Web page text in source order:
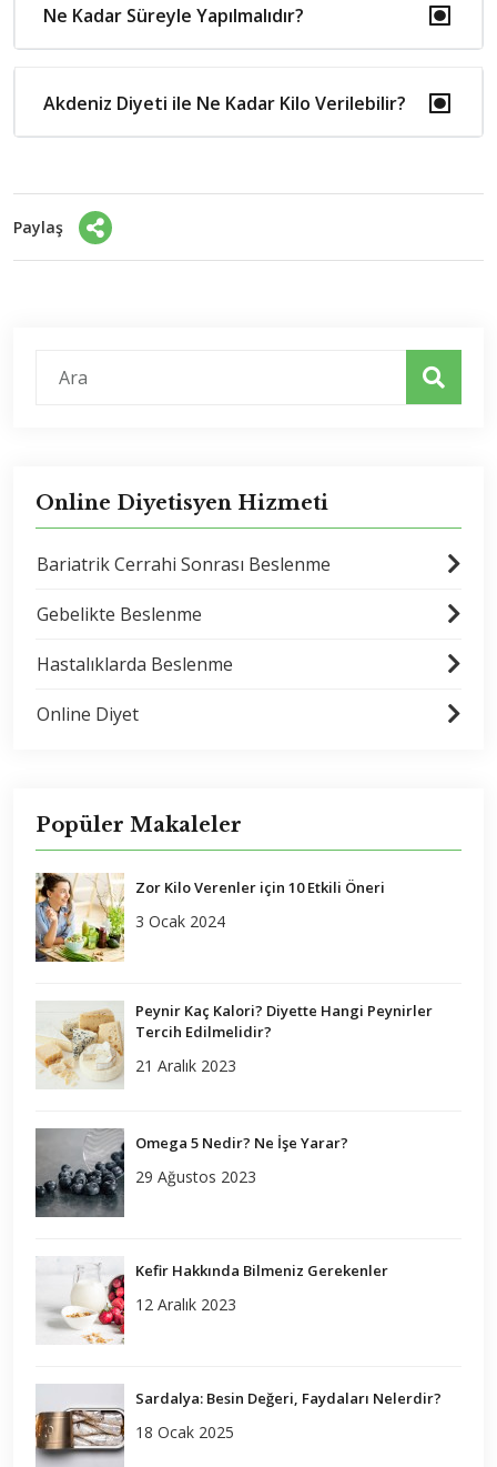
Ne Kadar Süreyle Yapılmalıdır?
Akdeniz Diyeti ile Ne Kadar Kilo Verilebilir?
Paylaş
Online Diyetisyen Hizmeti
Bariatrik Cerrahi Sonrası Beslenme
Gebelikte Beslenme
Hastalıklarda Beslenme
Online Diyet
Popüler Makaleler
Zor Kilo Verenler için 10 Etkili Öneri
3 Ocak 2024
Peynir Kaç Kalori? Diyette Hangi Peynirler
Tercih Edilmelidir?
21 Aralık 2023
Omega 5 Nedir? Ne İşe Yarar?
29 Ağustos 2023
Kefir Hakkında Bilmeniz Gerekenler
12 Aralık 2023
Sardalya: Besin Değeri, Faydaları Nelerdir?
18 Ocak 2025